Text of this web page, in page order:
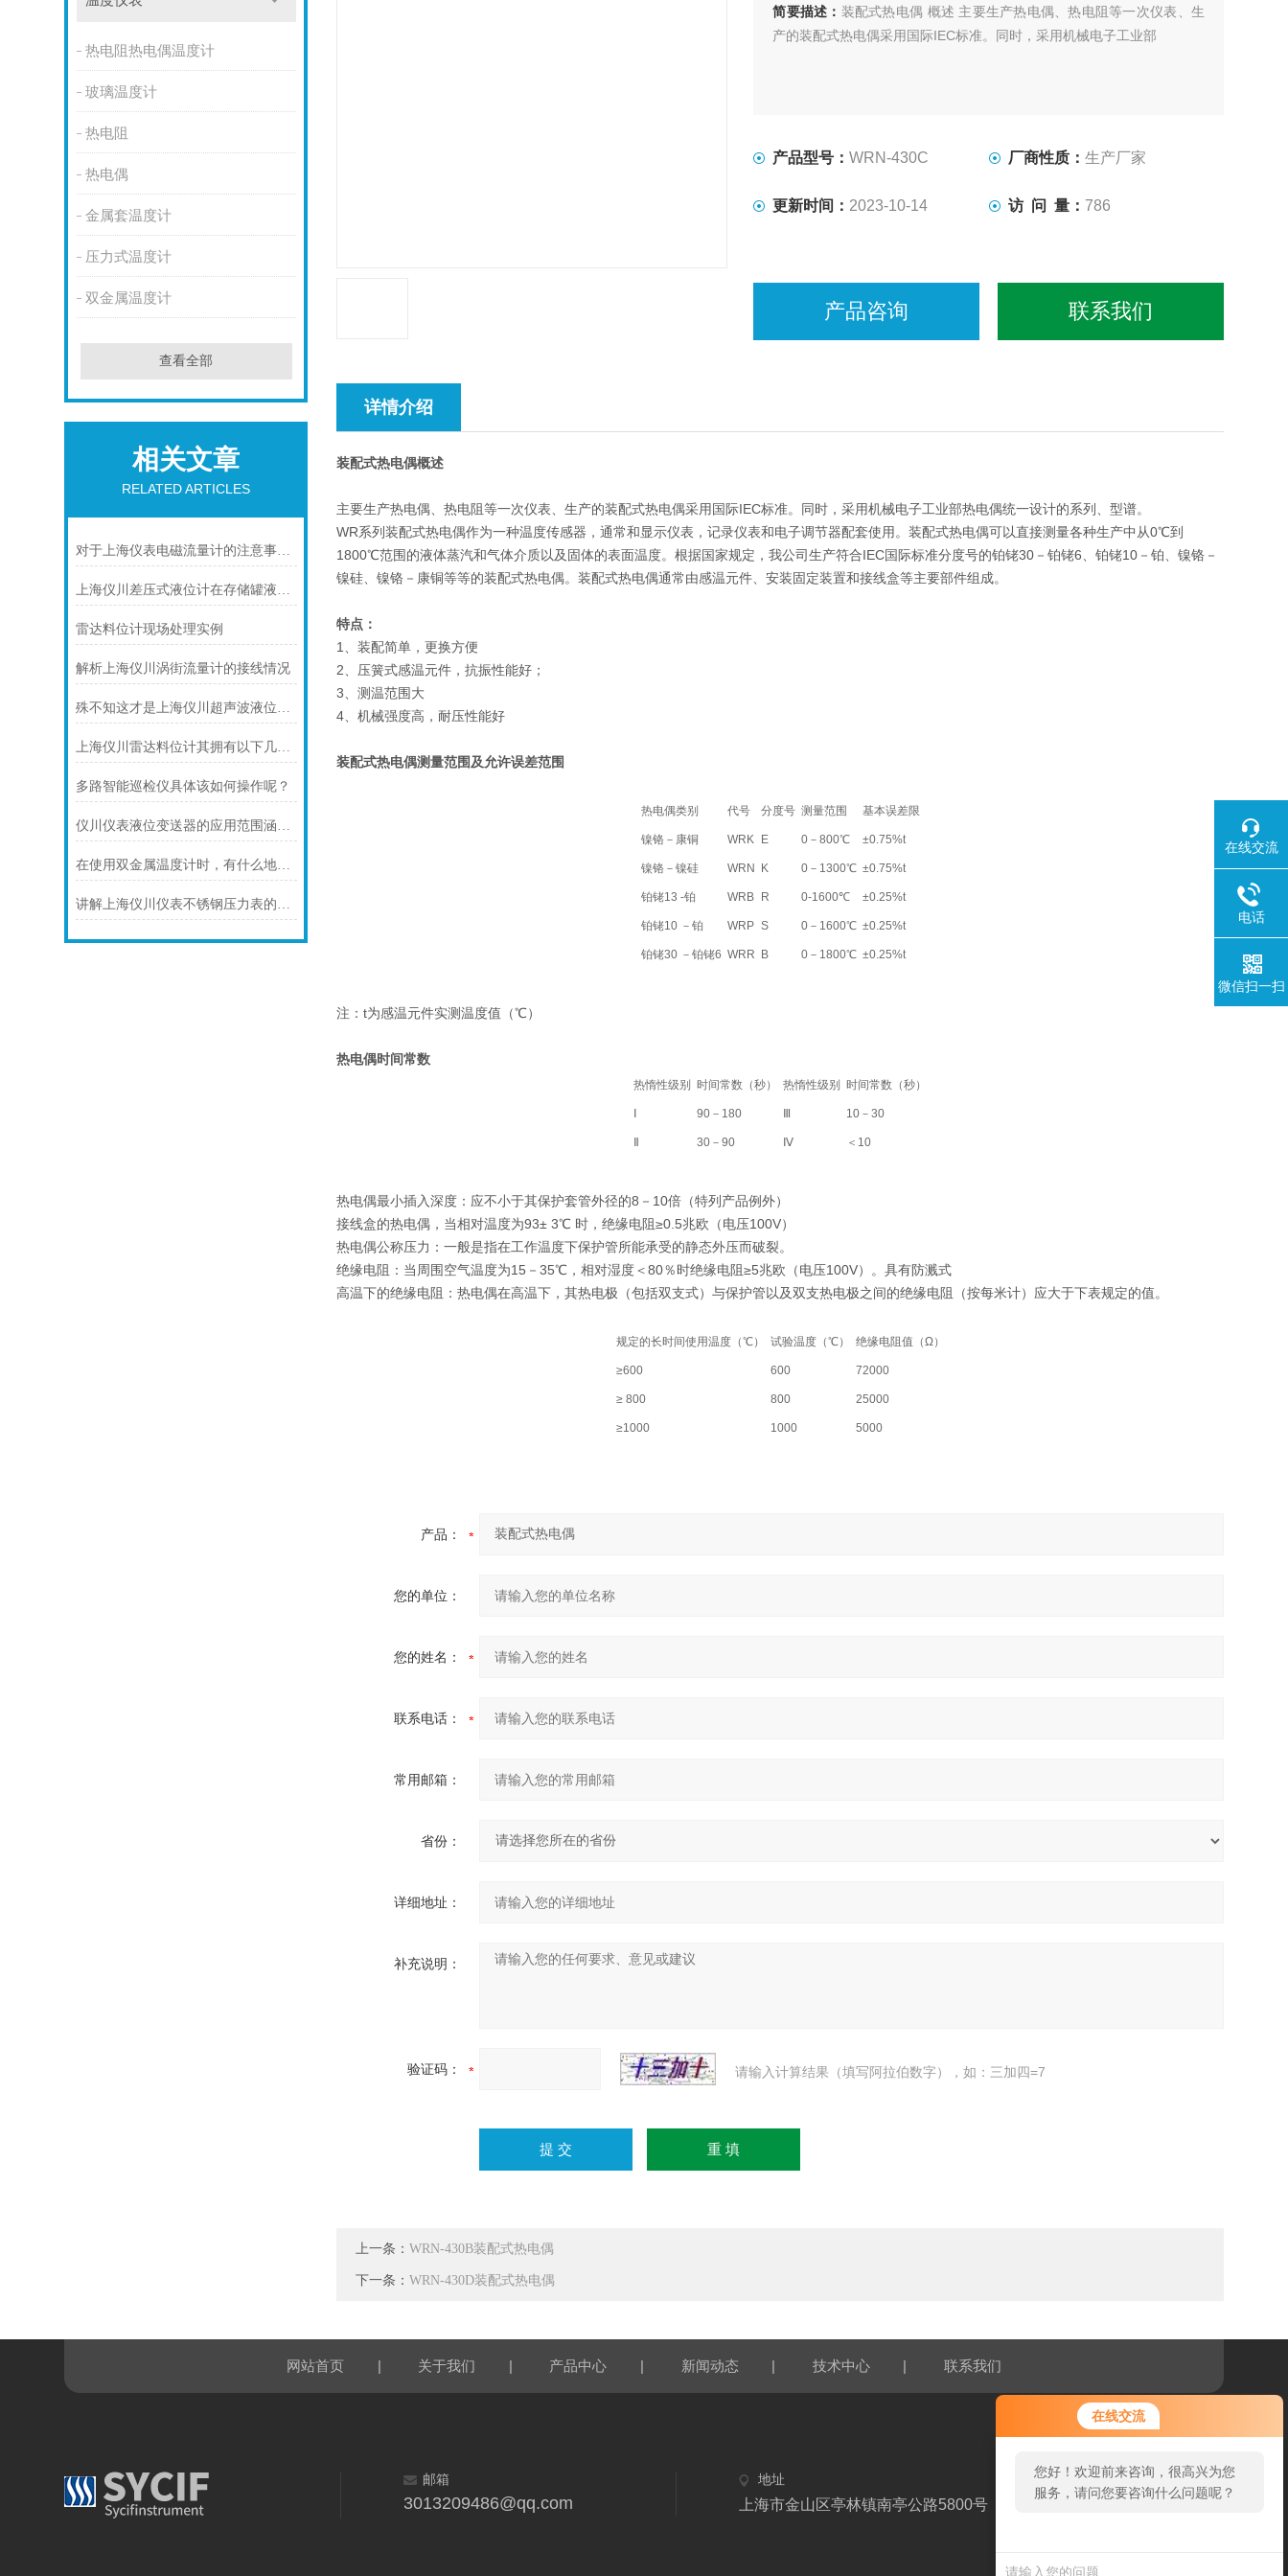
在线交流
您好！欢迎前来咨询，很高兴为您
服务，请问您要咨询什么问题呢？
您好，看您停留很久了，是否找到
了需求产品，您可以直接在线与我
热电阻热电偶温度计
玻璃温度计
热电阻
热电偶
金属套温度计
压力式温度计
双金属温度计
查看全部
相关文章
RELATED ARTICLES
对于上海仪表电磁流量计的注意事项，你可知晓！
上海仪川差压式液位计在存储罐液位测量的应用
雷达料位计现场处理实例
解析上海仪川涡街流量计的接线情况
殊不知这才是上海仪川超声波液位计的四大性能特点
上海仪川雷达料位计其拥有以下几大特点
多路智能巡检仪具体该如何操作呢？
仪川仪表液位变送器的应用范围涵盖了多个行业和领域
在使用双金属温度计时，有什么地方需要注意的呢？
讲解上海仪川仪表不锈钢压力表的防护等级
简要描述： 装配式热电偶 概述 主要生产热电偶、热电阻等一次仪表、生
产的装配式热电偶采用国际IEC标准。同时，采用机械电子工业部
产品型号：WRN-430C 厂商性质： 生产厂家
更新时间： 2023-10-14 访 问 量： 786
产品咨询 联系我们
详情介绍
装配式热电偶概述
主要生产热电偶、热电阻等一次仪表、生产的装配式热电偶采用国际IEC标准。同时，采用机械电子工业部热电偶统一设计的系列、型谱。
WR系列装配式热电偶作为一种温度传感器，通常和显示仪表，记录仪表和电子调节器配套使用。装配式热电偶可以直接测量各种生产中从0℃到
1800℃范围的液体蒸汽和气体介质以及固体的表面温度。根据国家规定，我公司生产符合IEC国际标准分度号的铂铑30－铂铑6、铂铑10－铂、镍铬－
镍硅、镍铬－康铜等等的装配式热电偶。装配式热电偶通常由感温元件、安装固定装置和接线盒等主要部件组成。
特点：
1、装配简单，更换方便
2、压簧式感温元件，抗振性能好；
3、测温范围大
4、机械强度高，耐压性能好
装配式热电偶测量范围及允许误差范围
热电偶类别 代号 分度号 测量范围 基本误差限
镍铬－康铜 WRK E 0－800℃ ±0.75%t
镍铬－镍硅 WRN K 0－1300℃ ±0.75%t
铂铑13 -铂 WRB R 0-1600℃ ±0.25%t
铂铑10 －铂 WRP S 0－1600℃ ±0.25%t
铂铑30 －铂铑6 WRR B 0－1800℃ ±0.25%t
注：t为感温元件实测温度值（℃）
热电偶时间常数
热惰性级别 时间常数（秒） 热惰性级别 时间常数（秒）
90－180 10－30
30－90 Ⅳ ＜10
热电偶最小插入深度：应不小于其保护套管外径的8－10倍（特列产品例外）
接线盒的热电偶，当相对温度为93± 3℃ 时，绝缘电阻≥0.5兆欧（电压100V）
热电偶公称压力：一般是指在工作温度下保护管所能承受的静态外压而破裂。
绝缘电阻：当周围空气温度为15－35℃，相对湿度＜80％时绝缘电阻≥5兆欧（电压100V）。具有防溅式
高温下的绝缘电阻：热电偶在高温下，其热电极（包括双支式）与保护管以及双支热电极之间的绝缘电阻（按每米计）应大于下表规定的值。
规定的长时间使用温度（℃） 试验温度（℃） 绝缘电阻值（Ω）
≥600 600 72000
≥ 800 800 25000
≥1000 1000 5000
产品：
您的单位：
您的姓名：
联系电话：
常用邮箱：
省份：
详细地址：
补充说明：
验证码： 请输入计算结果（填写阿拉伯数字），如：三加四=7
上一条：WRN-430B装配式热电偶
下一条：WRN-430D装配式热电偶
网站首页 | 关于我们 | 产品中心 | 新闻动态 | 技术中心 | 联系我们
邮箱
3013209486@qq.com
地址
上海市金山区亭林镇南亭公路5800号
在线交流
电话
微信扫一扫